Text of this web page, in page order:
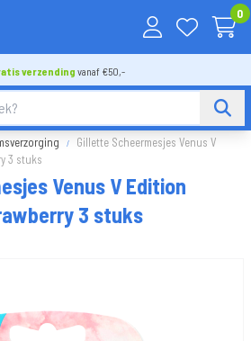
0
verzending vanaf €50,-
Gillette Scheermesjes Venus V
3 stuks
Venus V Edition
3 stuks